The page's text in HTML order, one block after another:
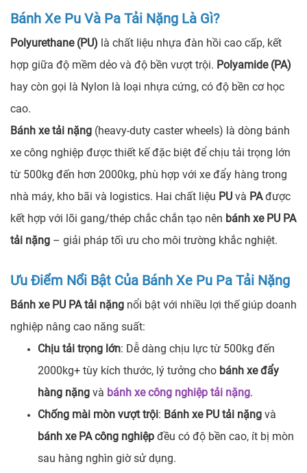
Bánh Xe Pu Và Pa Tải Nặng Là Gì?
Polyurethane (PU) là chất liệu nhựa đàn hồi cao cấp, kết
hợp giữa độ mềm dẻo và độ bền vượt trội. Polyamide (PA)
hay còn gọi là Nylon là loại nhựa cứng, có độ bền cơ học
cao.
Bánh xe tải nặng (heavy-duty caster wheels) là dòng bánh
xe công nghiệp được thiết kế đặc biệt để chịu tải trọng lớn
từ 500kg đến hơn 2000kg, phù hợp với xe đẩy hàng trong
nhà máy, kho bãi và logistics. Hai chất liệu PU và PAđược
kết hợp với lõi gang/thép chắc chắn tạo nên bánh xe PU PA
tải nặng – giải pháp tối ưu cho môi trường khắc nghiệt.
Ưu Điểm Nổi Bật Của Bánh Xe Pu Pa Tải Nặng
Bánh xe PU PA tải nặng nổi bật với nhiều lợi thế giúp doanh
nghiệp nâng cao năng suất:
Chịu tải trọng lớn: Dễ dàng chịu lực từ 500kg đến
2000kg+ tùy kích thước, lý tưởng cho bánh xe đẩy
hàng nặng và bánh xe công nghiệp tải nặng.
Chống mài mòn vượt trội: Bánh xe PU tải nặng và
bánh xe PA công nghiệp đều có độ bền cao, ít bị mòn
sau hàng nghìn giờ sử dụng.